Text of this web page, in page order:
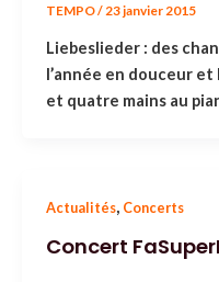
TEMPO/ 23 janvier 2015
Liebeslieder : des
l’année en douceur
et quatre mains au
Actualités, Concerts
Concert